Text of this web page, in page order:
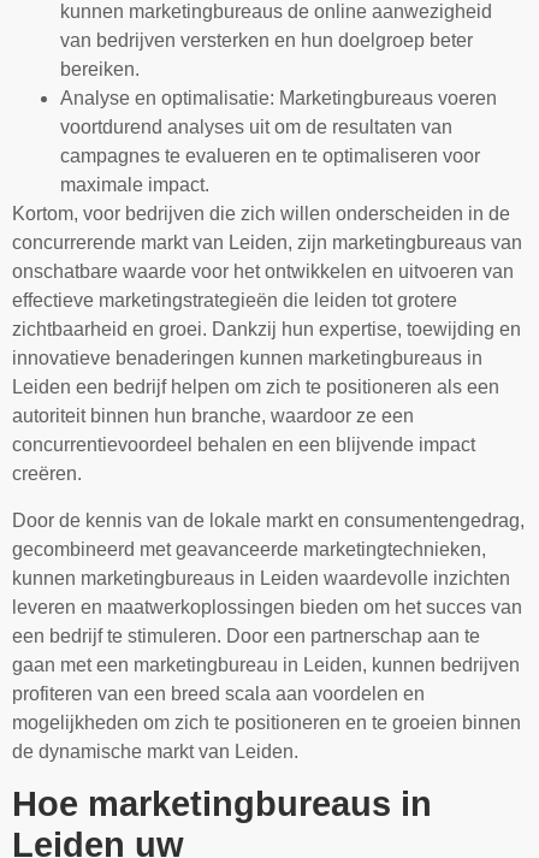
kunnen marketingbureaus de online aanwezigheid
van bedrijven versterken en hun doelgroep beter
bereiken.
Analyse en optimalisatie: Marketingbureaus voeren
voortdurend analyses uit om de resultaten van
campagnes te evalueren en te optimaliseren voor
maximale impact.
Kortom, voor bedrijven die zich willen onderscheiden in de
concurrerende markt van Leiden, zijn marketingbureaus van
onschatbare waarde voor het ontwikkelen en uitvoeren van
effectieve marketingstrategieën die leiden tot grotere
zichtbaarheid en groei. Dankzij hun expertise, toewijding en
innovatieve benaderingen kunnen marketingbureaus in
Leiden een bedrijf helpen om zich te positioneren als een
autoriteit binnen hun branche, waardoor ze een
concurrentievoordeel behalen en een blijvende impact
creëren.
Door de kennis van de lokale markt en consumentengedrag,
gecombineerd met geavanceerde marketingtechnieken,
kunnen marketingbureaus in Leiden waardevolle inzichten
leveren en maatwerkoplossingen bieden om het succes van
een bedrijf te stimuleren. Door een partnerschap aan te
gaan met een marketingbureau in Leiden, kunnen bedrijven
profiteren van een breed scala aan voordelen en
mogelijkheden om zich te positioneren en te groeien binnen
de dynamische markt van Leiden.
Hoe marketingbureaus in
Leiden uw